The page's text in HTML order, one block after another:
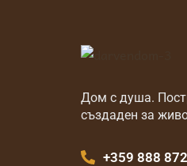
Дом с душа.
създаден за
+359 888